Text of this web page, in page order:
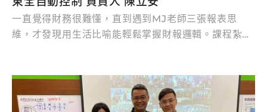
一直覺得財務很難懂，直到遇到MJ老師三張報表思
維，才發現用生活比喻能輕鬆掌握財報邏輯。課程紮實
退休策略。創業家、二代、主管既要懂技術，更需要財
務思維模型，早學早受用！